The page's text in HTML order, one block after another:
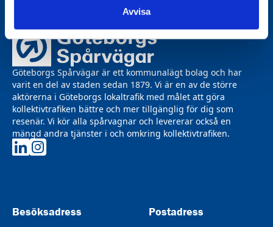
Avvisa
Göteborgs Spårvägar är ett kommunalägt bolag och har
varit en del av staden sedan 1879. Vi är en av de större
aktörerna i Göteborgs lokaltrafik med målet att göra
kollektivtrafiken bättre och mer tillgänglig för dig som
resenär. Vi kör alla spårvagnar och levererar också en
mängd andra tjänster i och omkring kollektivtrafiken.
Göteborgs Spårvägar på LinkedIn
Besöksadress Postadress